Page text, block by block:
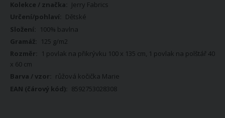
informací
Jerry Fabrics
Dětské
100% bavlna
125 g/m2
1 povlak na přikrývku 100 x 135 cm, 1 povlak na polštář 40
x 60 cm
růžová kočička Marie
8592753028308